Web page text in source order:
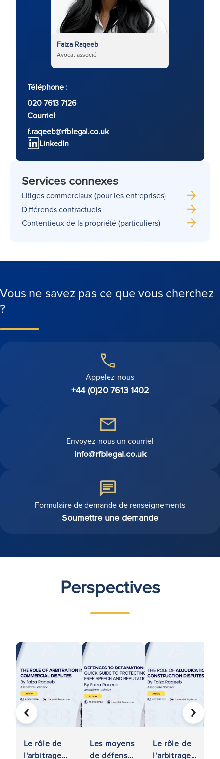
Faiza Raqeeb
Avocat associé
Téléphone :
020 7613 7126
Courriel
f.raqeeb@rfblegal.co.uk
LinkedIn
Services connexes
Litiges commerciaux (pour les entreprises)
Différends contractuels
Contentieux de la propriété (particuliers)
Vous ne savez pas ce que vous cherchez
?
Appelez-nous
+44 (0)20 7613 1402
Envoyez-nous un courriel
info@rfblegal.co.uk
Formulaire de demande de renseignements
Soumettre une demande
Perspectives
Le rôle de
l'arbitrage
Les moyens
de défense
Le rôle de
l'arbitrage
PRÉCÉDENT